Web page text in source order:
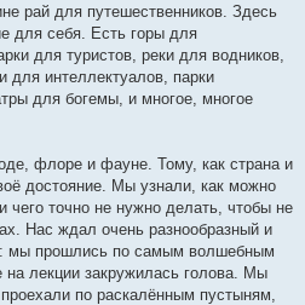
рай для путешественников. Здесь
для себя. Есть горы для
для туристов, реки для водников,
интеллектуалов, парки
для богемы, и многое, многое
флоре и фауне. Тому, как страна и
достояние. Мы узнали, как можно
чего точно не нужно делать, чтобы не
Нас ждал очень разнообразный и
мы прошлись по самым волшебным
лекции закружилась голова. Мы
по раскалённым пустыням,